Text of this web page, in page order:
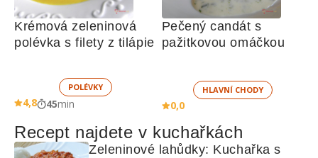
Krémová zeleninová
polévka s filety z tilápie
POLÉVKY
4,8 45min
Pečený candát s
HLAVNÍ CHODY
0,0
Recept najdete v kuchařkách
Zeleninové lahůdky: Kuchařka s